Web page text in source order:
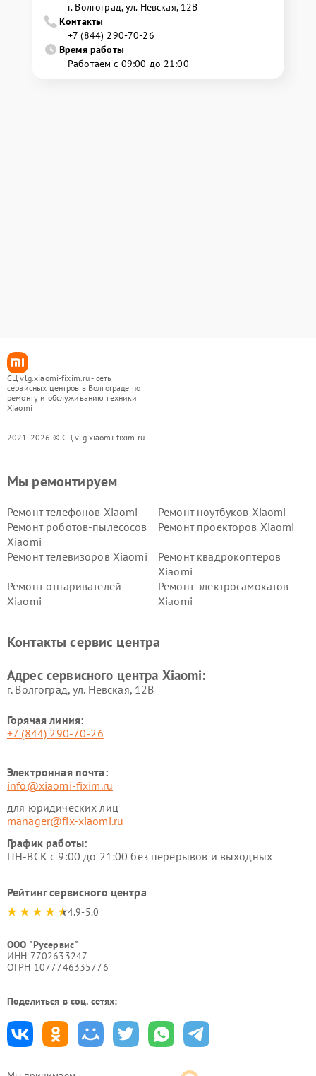
г. Волгоград, ул. Невская, 12В
Контакты
+7 (844) 290-70-26
Время работы
Работаем с 09:00 до 21:00
СЦ vlg.xiaomi-fixim.ru - сеть
сервисных центров в Волгограде по
ремонту и обслуживанию техники
Xiaomi
2021-2026 © СЦ vlg.xiaomi-fixim.ru
Мы ремонтируем
Ремонт телефонов Xiaomi
Ремонт ноутбуков Xiaomi
Ремонт роботов-пылесосов
Xiaomi
Ремонт проекторов Xiaomi
Ремонт телевизоров Xiaomi
Ремонт квадрокоптеров
Xiaomi
Ремонт отпаривателей
Xiaomi
Ремонт электросамокатов
Xiaomi
Ремонт стиральных машин
Ремонт смарт-часов Xiaomi
Контакты сервис центра
Адрес сервисного центра Xiaomi:
г. Волгоград, ул. Невская, 12В
Горячая линия:
+7 (844) 290-70-26
Электронная почта:
info@xiaomi-fixim.ru
для юридических лиц
manager@fix-xiaomi.ru
График работы:
ПН-ВСК с 9:00 до 21:00 без перерывов и выходных
Рейтинг сервисного центра
4.9-5.0
ООО "Русервис"
ИНН 7702633247
ОГРН 1077746335776
Поделиться в соц. сетях: